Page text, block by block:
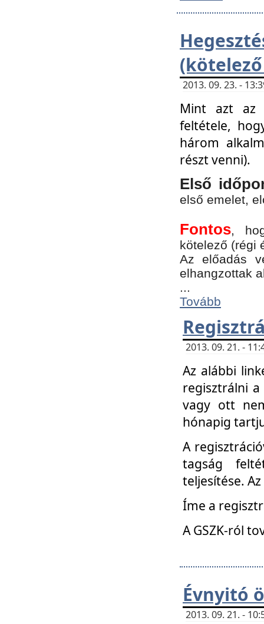
2013. 09. 23. -
Mint azt az
feltétele,
három
részt venni).
Első
első emelet,
Fontos,
kötelező (régi
Az előadás
elhangzottak
...
Tovább
2013. 09. 21. -
Az alábbi
regisztrálni
vagy ott
hónapig
A
tagság
teljesítése.
Íme a
A GSZK-ról
Évnyitó
2013. 09. 21. -